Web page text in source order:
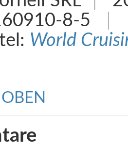
8-5
World